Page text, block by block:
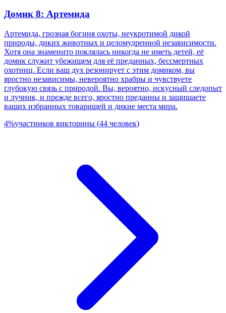
Домик 8: Артемида
Артемида, грозная богиня охоты, неукротимой дикой
природы, диких животных и целомудренной независимости.
Хотя она знаменито поклялась никогда не иметь детей, её
домик служит убежищем для её преданных, бессмертных
охотниц. Если ваш дух резонирует с этим домиком, вы
яростно независимы, невероятно храбры и чувствуете
глубокую связь с природой. Вы, вероятно, искусный следопыт
и лучник, и прежде всего, яростно преданны и защищаете
ваших избранных товарищей и дикие места мира.
4%участников викторины (44 человек)